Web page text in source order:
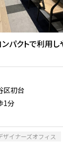
パクトで利用し
区初台
1分
ザイナーズオフィス